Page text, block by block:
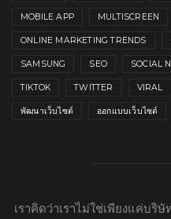
MOBILE APP MULTISCREEN
ONLINE MARKETING TRENDS
SAMSUNG SEO SOCIAL
TIKTOK TWITTER VIRAL
พัฒนาเว็บไซต์ ออกแบบเว็บไซต์
เราคิดว่าเราไม่ใช่เพียงแค่บริ